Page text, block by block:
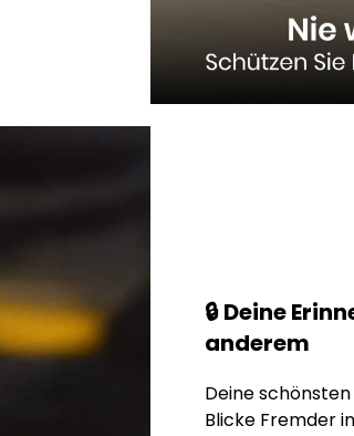
🔒 Deine
anderem
Deine
Blicke Fremder